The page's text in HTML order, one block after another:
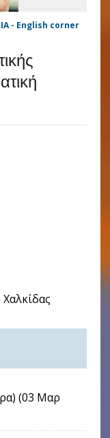
- English corner
(03 Μαρ